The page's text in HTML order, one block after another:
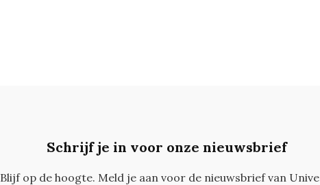
Schrijf je in voor onze nieuwsbrief
Blijf op de hoogte. Meld je aan voor de nieuwsbrief van